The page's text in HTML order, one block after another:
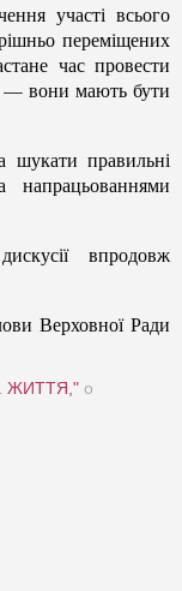
участі всього
переміщених
час провести
— вони мають бути
шукати правильні
впродовж
Верховної Ради
ЖИТТЯ," о